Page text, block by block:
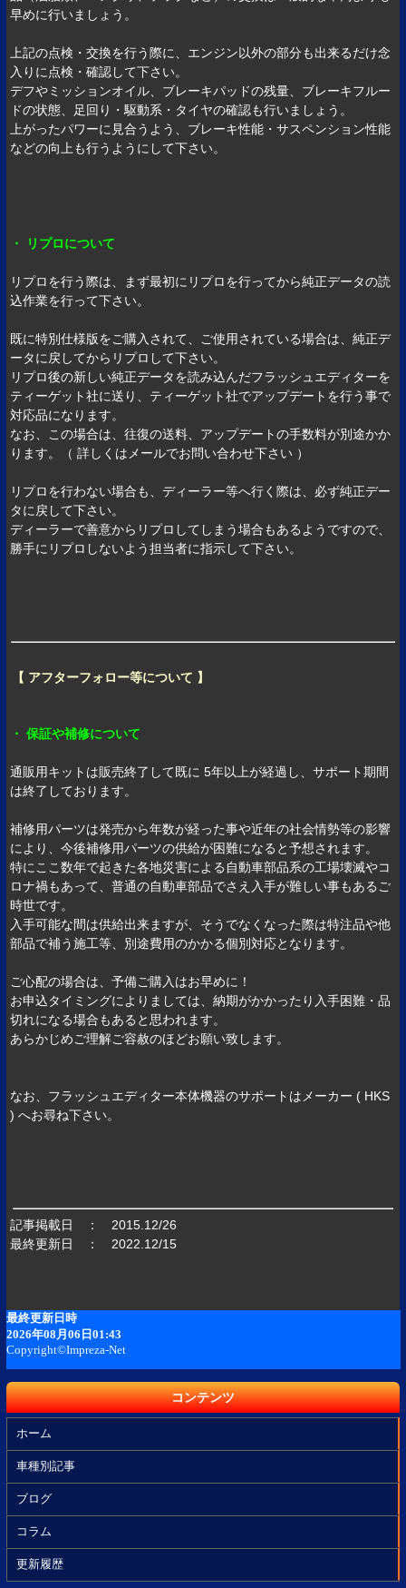
早めに行いましょう。
上記の点検・交換を行う際に、エンジン以外の部分も出来るだけ念
入りに点検・確認して下さい。
デフやミッションオイル、ブレーキパッドの残量、ブレーキフルー
ドの状態、足回り・駆動系・タイヤの確認も行いましょう。
上がったパワーに見合うよう、ブレーキ性能・サスペンション性能
などの向上も行うようにして下さい。
・ リプロについて
リプロを行う際は、まず最初にリプロを行ってから純正データの読
込作業を行って下さい。
既に特別仕様版をご購入されて、ご使用されている場合は、純正デ
ータに戻してからリプロして下さい。
リプロ後の新しい純正データを読み込んだフラッシュエディターを
ティーゲット社に送り、ティーゲット社でアップデートを行う事で
対応品になります。
なお、この場合は、往復の送料、アップデートの手数料が別途かか
ります。（ 詳しくはメールでお問い合わせ下さい ）
リプロを行わない場合も、ディーラー等へ行く際は、必ず純正デー
タに戻して下さい。
ディーラーで善意からリプロしてしまう場合もあるようですので、
勝手にリプロしないよう担当者に指示して下さい。
【 アフターフォロー等について 】
・ 保証や補修について
通販用キットは販売終了して既に 5年以上が経過し、サポート期間
は終了しております。
補修用パーツは発売から年数が経った事や近年の社会情勢等の影響
により、今後補修用パーツの供給が困難になると予想されます。
特にここ数年で起きた各地災害による自動車部品系の工場壊滅やコ
ロナ禍もあって、普通の自動車部品でさえ入手が難しい事もあるご
時世です。
入手可能な間は供給出来ますが、そうでなくなった際は特注品や他
部品で補う施工等、別途費用のかかる個別対応となります。
ご心配の場合は、予備ご購入はお早めに！
お申込タイミングによりましては、納期がかかったり入手困難・品
切れになる場合もあると思われます。
あらかじめご理解ご容赦のほどお願い致します。
なお、フラッシュエディター本体機器のサポートはメーカー ( HKS
) へお尋ね下さい。
記事掲載日 ： 2015.12/26
最終更新日 ： 2022.12/15
コンテンツ
ホーム
車種別記事
ブログ
コラム
更新履歴